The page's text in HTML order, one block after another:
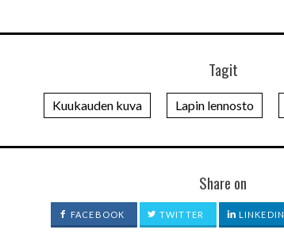
Tagit
Kuukauden kuva Lapin lennosto
Share on
FACEBOOK TWITTER LINKEDIN